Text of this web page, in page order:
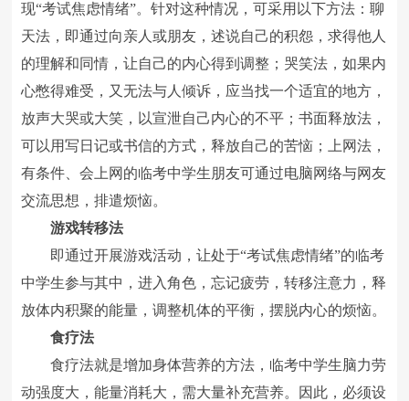
现“考试焦虑情绪”。针对这种情况，可采用以下方法：聊
天法，即通过向亲人或朋友，述说自己的积怨，求得他人
的理解和同情，让自己的内心得到调整；哭笑法，如果内
心憋得难受，又无法与人倾诉，应当找一个适宜的地方，
放声大哭或大笑，以宣泄自己内心的不平；书面释放法，
可以用写日记或书信的方式，释放自己的苦恼；上网法，
有条件、会上网的临考中学生朋友可通过电脑网络与网友
交流思想，排遣烦恼。
游戏转移法
即通过开展游戏活动，让处于“考试焦虑情绪”的临考
中学生参与其中，进入角色，忘记疲劳，转移注意力，释
放体内积聚的能量，调整机体的平衡，摆脱内心的烦恼。
食疗法
食疗法就是增加身体营养的方法，临考中学生脑力劳
动强度大，能量消耗大，需大量补充营养。因此，必须设